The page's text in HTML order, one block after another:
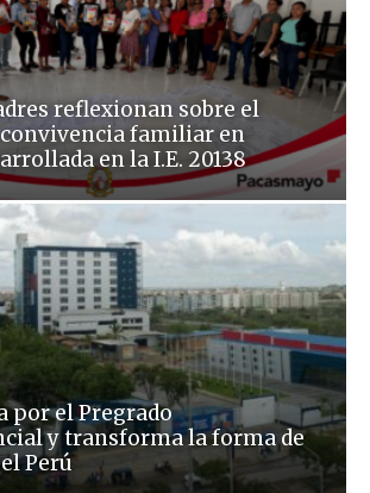
reflexionan sobre el
familiar en
en la I.E. 20138
por el Pregrado
y transforma la forma de
Perú